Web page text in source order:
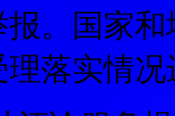
。国家
落实情